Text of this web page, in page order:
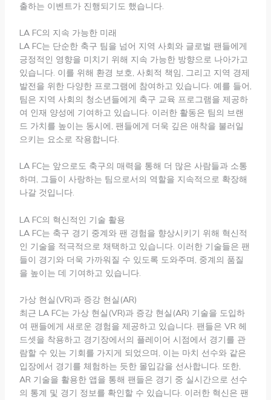
출하는 이벤트가 진행되기도 했습니다.
LA FC의 지속 가능한 미래
LA FC는 단순한 축구 팀을 넘어 지역 사회와 글로벌 팬들에게
긍정적인 영향을 미치기 위해 지속 가능한 방향으로 나아가고
있습니다. 이를 위해 환경 보호, 사회적 책임, 그리고 지역 경제
발전을 위한 다양한 프로그램에 참여하고 있습니다. 예를 들어,
팀은 지역 사회의 청소년들에게 축구 교육 프로그램을 제공하
여 인재 양성에 기여하고 있습니다. 이러한 활동은 팀의 브랜
드 가치를 높이는 동시에, 팬들에게 더욱 깊은 애착을 불러일
으키는 요소로 작용합니다.
LA FC는 앞으로도 축구의 매력을 통해 더 많은 사람들과 소통
하며, 그들이 사랑하는 팀으로서의 역할을 지속적으로 확장해
나갈 것입니다.
LA FC의 혁신적인 기술 활용
LA FC는 축구 경기 중계와 팬 경험을 향상시키기 위해 혁신적
인 기술을 적극적으로 채택하고 있습니다. 이러한 기술들은 팬
들이 경기와 더욱 가까워질 수 있도록 도와주며, 중계의 품질
을 높이는 데 기여하고 있습니다.
가상 현실(VR)과 증강 현실(AR)
최근 LA FC는 가상 현실(VR)과 증강 현실(AR) 기술을 도입하
여 팬들에게 새로운 경험을 제공하고 있습니다. 팬들은 VR 헤
드셋을 착용하고 경기장에서의 플레이어 시점에서 경기를 관
람할 수 있는 기회를 가지게 되었으며, 이는 마치 선수와 같은
입장에서 경기를 체험하는 듯한 몰입감을 선사합니다. 또한,
AR 기술을 활용한 앱을 통해 팬들은 경기 중 실시간으로 선수
의 통계 및 경기 정보를 확인할 수 있습니다. 이러한 혁신은 팬